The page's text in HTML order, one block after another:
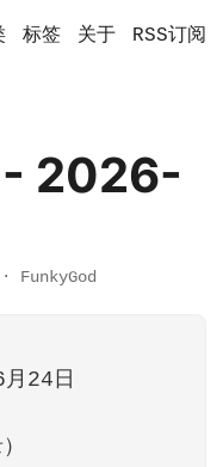
标签 关于 RSS订阅
- 2026-
· FunkyGod
24日